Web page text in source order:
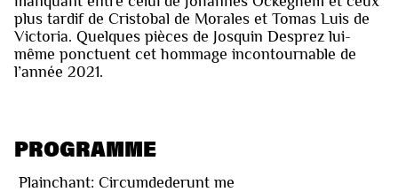
plus tardif de Cristobal de Morales et Tomas Luis de
Victoria. Quelques pièces de Josquin Desprez lui-
même ponctuent cet hommage incontournable de
l’année 2021.
PROGRAMME
Plainchant: Circumdederunt me